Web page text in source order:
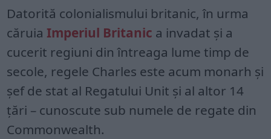
Datorită colonialismului britanic, în urma
căruia Imperiul Britanic a invadat și a
cucerit regiuni din întreaga lume timp de
secole, regele Charles este acum monarh și
șef de stat al Regatului Unit și al altor 14
țări – cunoscute sub numele de regate din
Commonwealth.